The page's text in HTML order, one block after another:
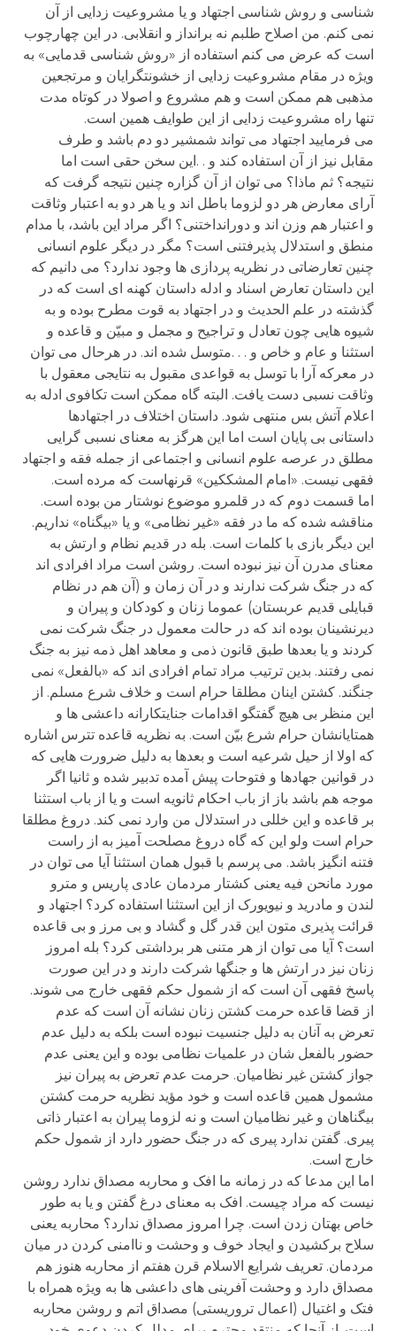
شناسی و روش شناسی اجتهاد و یا مشروعیت زدایی از آن
نمی کنم. من اصلاح طلبم نه برانداز و انقلابی. در این چهارچوب
است که عرض می کنم استفاده از «روش شناسی قدمایی» به
ویژه در مقام مشروعیت زدایی از خشونتگرایان و مرتجعین
مذهبی هم ممکن است و هم مشروع و اصولا در کوتاه مدت
تنها راه مشروعیت زدایی از این طوایف همین است.
می فرمایید اجتهاد می تواند شمشیر دو دم باشد و طرف
مقابل نیز از آن استفاده کند و . .این سخن حقی است اما
نتیجه؟ ثم ماذا؟ می توان از آن گزاره چنین نتیجه گرفت که
آرای معارض هر دو لزوما باطل اند و یا هر دو به اعتبار وثاقت
و اعتبار هم وزن اند و دورانداختنی؟ اگر مراد این باشد، با مدام
منطق و استدلال پذیرفتنی است؟ مگر در دیگر علوم انسانی
چنین تعارضاتی در نظریه پردازی ها وجود ندارد؟ می دانیم که
این داستان تعارض اسناد و ادله داستان کهنه ای است که در
گذشته در علم الحدیث و در اجتهاد به قوت مطرح بوده و به
شیوه هایی چون تعادل و تراجیح و مجمل و مبیّن و قاعده و
استثنا و عام و خاص و . . .متوسل شده اند. در هرحال می توان
در معرکه آرا با توسل به قواعدی مقبول به نتایجی معقول با
وثاقت نسبی دست یافت. البته گاه ممکن است تکافوی ادله به
اعلام آتش بس منتهی شود. داستان اختلاف در اجتهادها
داستانی بی پایان است اما این هرگز به معنای نسبی گرایی
مطلق در عرصه علوم انسانی و اجتماعی از جمله فقه و اجتهاد
فقهی نیست. «امام المشککین» قرنهاست که مرده است.
اما قسمت دوم که در قلمرو موضوع نوشتار من بوده است.
مناقشه شده که ما در فقه «غیر نظامی» و یا «بیگناه» نداریم.
این دیگر بازی با کلمات است. بله در قدیم نظام و ارتش به
معنای مدرن آن نیز نبوده است. روشن است مراد افرادی اند
که در جنگ شرکت ندارند و در آن زمان و (آن هم در نظام
قبایلی قدیم عربستان) عموما زنان و کودکان و پیران و
دیرنشینان بوده اند که در حالت معمول در جنگ شرکت نمی
کردند و یا بعدها طبق قانون ذمی و معاهد اهل ذمه نیز به جنگ
نمی رفتند. بدین ترتیب مراد تمام افرادی اند که «بالفعل» نمی
جنگند. کشتن اینان مطلقا حرام است و خلاف شرع مسلم. از
این منظر بی هیچ گفتگو اقدامات جنایتکارانه داعشی ها و
همتایانشان حرام شرع بیّن است. به نظریه قاعده تترس اشاره
که اولا از حیل شرعیه است و بعدها به دلیل ضرورت هایی که
در قوانین جهادها و فتوحات پیش آمده تدبیر شده و ثانیا اگر
موجه هم باشد باز از باب احکام ثانویه است و یا از باب استثنا
بر قاعده و این خللی در استدلال من وارد نمی کند. دروغ مطلقا
حرام است ولو این که گاه دروغ مصلحت آمیز به از راست
فتنه انگیز باشد. می پرسم با قبول همان استثنا آیا می توان در
مورد مانحن فیه یعنی کشتار مردمان عادی پاریس و مترو
لندن و مادرید و نیویورک از این استثنا استفاده کرد؟ اجتهاد و
قرائت پذیری متون این قدر گل و گشاد و بی مرز و بی قاعده
است؟ آیا می توان از هر متنی هر برداشتی کرد؟ بله امروز
زنان نیز در ارتش ها و جنگها شرکت دارند و در این صورت
پاسخ فقهی آن است که از شمول حکم فقهی خارج می شوند.
از قضا قاعده حرمت کشتن زنان نشانه آن است که عدم
تعرض به آنان به دلیل جنسیت نبوده است بلکه به دلیل عدم
حضور بالفعل شان در علمیات نظامی بوده و این یعنی عدم
جواز کشتن غیر نظامیان. حرمت عدم تعرض به پیران نیز
مشمول همین قاعده است و خود مؤید نظریه حرمت کشتن
بیگناهان و غیر نظامیان است و نه لزوما پیران به اعتبار ذاتی
پیری. گفتن ندارد پیری که در جنگ حضور دارد از شمول حکم
خارج است.
اما این مدعا که در زمانه ما افک و محاربه مصداق ندارد روشن
نیست که مراد چیست. افک به معنای درغ گفتن و یا به طور
خاص بهتان زدن است. چرا امروز مصداق ندارد؟ محاربه یعنی
سلاح برکشیدن و ایجاد خوف و وحشت و ناامنی کردن در میان
مردمان. تعریف شرایع الاسلام قرن هفتم از محاربه هنوز هم
مصداق دارد و وحشت آفرینی های داعشی ها به ویژه همراه با
فتک و اغتیال (اعمال تروریستی) مصداق اتم و روشن محاربه